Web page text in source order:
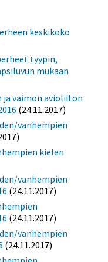
keskikoko
tyypin,
mukaan
ja vaimon avioliiton
(24.11.2017)
vanhempien
kielen
vanhempien
(24.11.2017)
(24.11.2017)
vanhempien
(24.11.2017)